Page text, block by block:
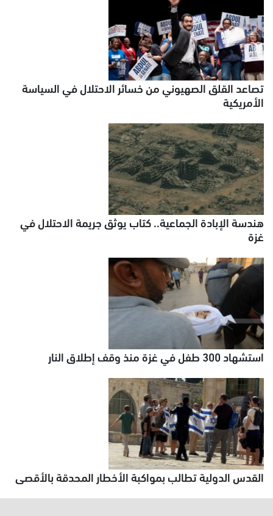
تصاعد القلق الصهيوني من خسائر الاحتلال في السياسة
الأمريكية
هندسة الإبادة الجماعية.. كتاب يوثق جريمة الاحتلال في
غزة
استشهاد 300 طفل في غزة منذ وقف إطلاق النار
القدس الدولية تطالب بمواكبة الأخطار المحدقة بالأقصى